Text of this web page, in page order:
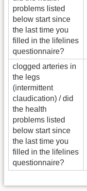
problems listed
below start since
the last time you
filled in the lifelines
questionnaire?
clogged arteries in
the legs
(intermittent
claudication) / did
the health
problems listed
below start since
the last time you
filled in the lifelines
questionnaire?